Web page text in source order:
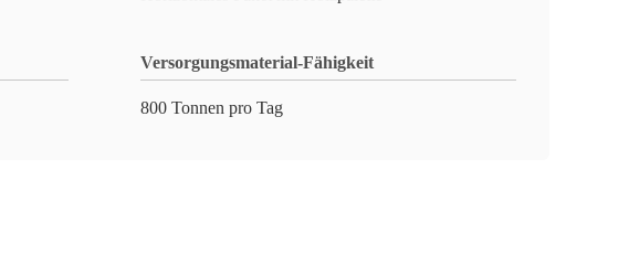
Versorgungsmaterial-Fähigkeit
800 Tonnen pro Tag